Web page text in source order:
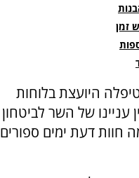
זמן
היועצת בלוחות
עניינו של השר לביטחון
חוות דעת ימים ספורים